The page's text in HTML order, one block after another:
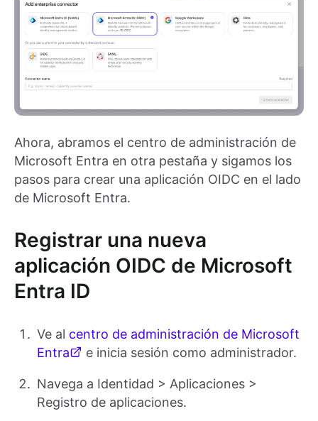
Ahora, abramos el centro de administración de
Microsoft Entra en otra pestaña y sigamos los
pasos para crear una aplicación OIDC en el lado
de Microsoft Entra.
Registrar una nueva
aplicación OIDC de Microsoft
Entra ID
Ve al centro de administración de Microsoft
Entra
e inicia sesión como administrador.
Navega a Identidad > Aplicaciones >
Registro de aplicaciones.